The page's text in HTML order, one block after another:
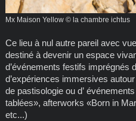
Mx Maison Yellow © la chambre ichtus
Ce lieu à nul autre pareil avec
destiné à devenir un espace
d’événements festifs imprégnés
d’expériences immersives
de pastisologie ou d’
tablées», afterworks «Born in
etc...)